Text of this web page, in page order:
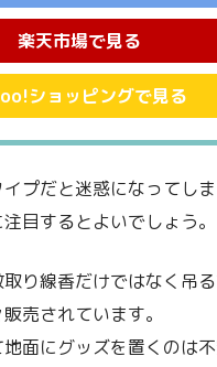
楽天市場で見る
ショッピングで見る
プだと迷惑になってし
目するとよいでしょう。
り線香だけではなく吊
売されています。
面にグッズを置くのは